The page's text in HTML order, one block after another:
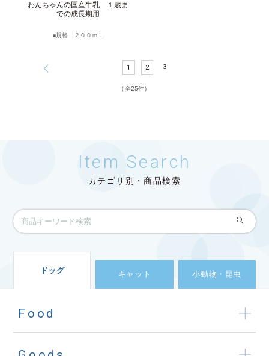
わんちゃんの国産牛乳 １歳ま
での成長期用
規格 ２００ｍＬ
1 2 3
（全25件）
Item Search
カテゴリ別・商品検索
ドッグ キャット 小動物・昆虫
Food